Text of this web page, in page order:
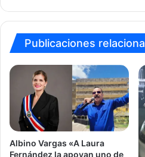
Publicaciones
Albino Vargas «A Laura
Fernández la apoyan uno de